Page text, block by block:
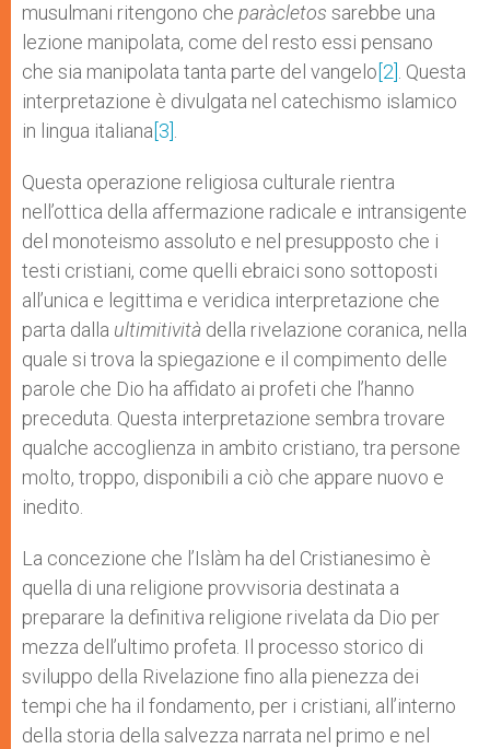
musulmani ritengono che paràcletos sarebbe una
lezione manipolata, come del resto essi pensano
che sia manipolata tanta parte del vangelo [2]
. Questa
interpretazione è divulgata nel catechismo islamico
in lingua italiana [3]
Questa operazione religiosa culturale rientra
nell’ottica della affermazione radicale e intransigente
del monoteismo assoluto e nel presupposto che i
testi cristiani, come quelli ebraici sono sottoposti
all’unica e legittima e veridica interpretazione che
parta dalla ultimitività della rivelazione coranica, nella
quale si trova la spiegazione e il compimento delle
parole che Dio ha affidato ai profeti che l’hanno
preceduta. Questa interpretazione sembra trovare
qualche accoglienza in ambito cristiano, tra persone
molto, troppo, disponibili a ciò che appare nuovo e
inedito.
La concezione che l’Islàm ha del Cristianesimo è
quella di una religione provvisoria destinata a
preparare la definitiva religione rivelata da Dio per
mezza dell’ultimo profeta. Il processo storico di
sviluppo della Rivelazione fino alla pienezza dei
tempi che ha il fondamento, per i cristiani, all’interno
della storia della salvezza narrata nel primo e nel